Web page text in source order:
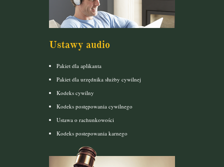
Ustawy audio
Pakiet dla aplikanta
Pakiet dla urzędnika służby cywilnej
Kodeks cywilny
Kodeks postępowania cywilnego
Ustawa o rachunkowości
Kodeks postepowania karnego